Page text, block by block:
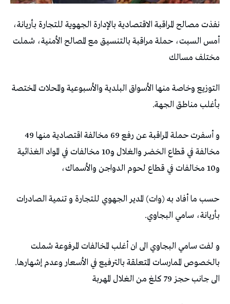
نفذت مصالح المراقبة الاقتصادية بالإدارة الجهوية للتجارة بأريانة،
أمس السبت، حملة مراقبة بالتنسيق مع المصالح الأمنية، شملت
مختلف مسالك
التوزيع وخاصة منها الأسواق البلدية والأسبوعية والمحلات المختصة
بأغلب مناطق الجهة.
و أسفرت حملة المراقبة عن رفع 69 مخالفة اقتصادية منها 49
مخالفة في قطاع الخضر والغلال و10 مخالفات في المواد الغذائية
و10 مخالفات في قطاع لحوم الدواجن والأسماك،
حسب ما أفاد به (وات) المدير الجهوي للتجارة و تنمية الصادرات
بأريانة، سامي البجاوي.
و لفت سامي البجاوي الى ان أغلب المخالفات المرفوعة شملت
بالخصوص الممارسات المتعلقة بالترفيع في الأسعار وعدم إشهارها.
الى جانب حجز 79 كلغ من الغلال المهربة